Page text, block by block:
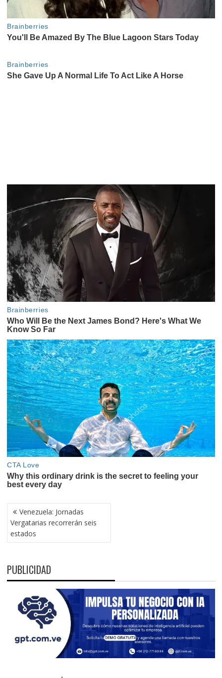
NAVEGACIÓN
DE
ENTRADAS
Venezuela: Jornadas
Vergatarias recorrerán seis
estados
PUBLICIDAD